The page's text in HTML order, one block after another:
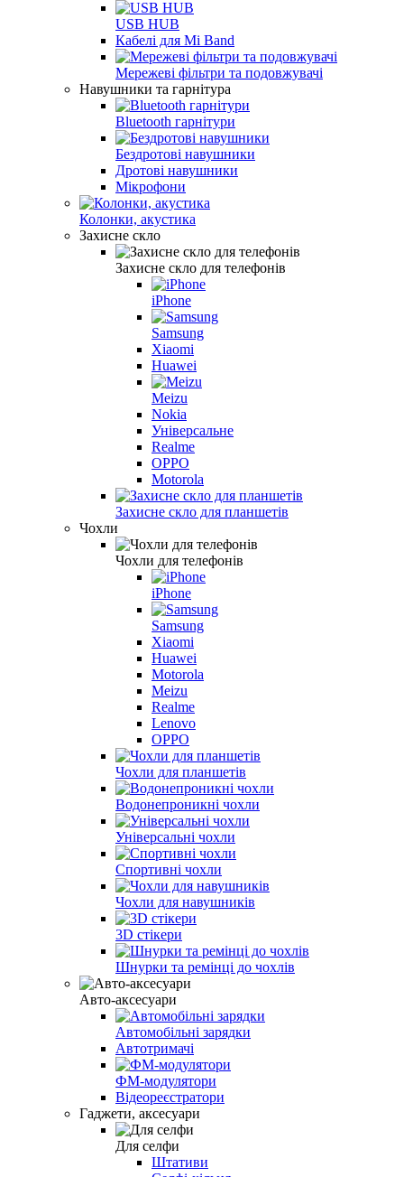
USB HUB
Кабелі для Mi Band
Мережеві фільтри та подовжувачі
Навушники та гарнітура
Bluetooth гарнітури
Бездротові навушники
Дротові навушники
Мікрофони
Колонки, акустика
Захисне скло
Захисне скло для телефонів
iPhone
Samsung
Xiaomi
Huawei
Meizu
Nokia
Універсальне
Realme
OPPO
Motorola
Захисне скло для планшетів
Чохли
Чохли для телефонів
iPhone
Samsung
Xiaomi
Huawei
Motorola
Meizu
Realme
Lenovo
OPPO
Чохли для планшетів
Водонепроникні чохли
Універсальні чохли
Спортивні чохли
Чохли для навушників
3D стікери
Шнурки та ремінці до чохлів
Авто-аксесуари
Автомобільні зарядки
Автотримачі
ФМ-модулятори
Відеореєстратори
Гаджети, аксесуари
Для селфи
Штативи